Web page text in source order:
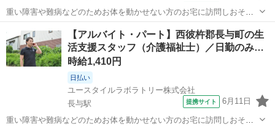
重い障害や難病などのためお体を動かせない方のお宅に訪問しおそば
でケアする『日中の見守り訪問介護』です。もちろん直行直帰OK。
【サービス】 訪問介護（日勤） 【仕事内容】 ALSなどの難病の方
や、さまざまな障がいによりお...
西彼杵郡 高田駅 その他
【アルバイト・パート】西彼杵郡長与町の生
活支援スタッフ（介護福祉士）／日勤のみ…
時給1,410円
日払い
ユースタイルラボラトリー株式会社
長与駅
提携サイト 6月11日
重い障害や難病などのためお体を動かせない方のお宅に訪問しおそば